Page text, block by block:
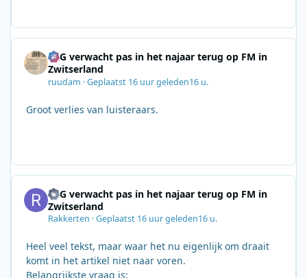
SRG verwacht pas in het najaar terug op FM in
Zwitserland
ruudam ·Geplaatst 16 uur geleden16 u.
Groot verlies van luisteraars.
SRG verwacht pas in het najaar terug op FM in
Zwitserland
Rakkerten ·Geplaatst 16 uur geleden16 u.
Heel veel tekst, maar waar het nu eigenlijk om draait
komt in het artikel niet naar voren.
Belangrijkste vraag is: